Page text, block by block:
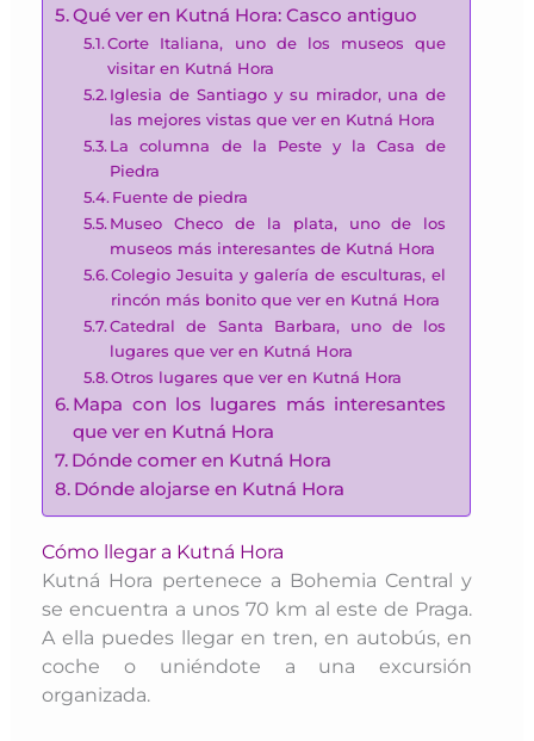
Qué ver en Kutná Hora: Casco antiguo
Corte Italiana, uno de los museos que
visitar en Kutná Hora
Iglesia de Santiago y su mirador, una de
las mejores vistas que ver en Kutná Hora
La columna de la Peste y la Casa de
Piedra
Fuente de piedra
Museo Checo de la plata, uno de los
museos más interesantes de Kutná Hora
Colegio Jesuita y galería de esculturas, el
rincón más bonito que ver en Kutná Hora
Catedral de Santa Barbara, uno de los
lugares que ver en Kutná Hora
Otros lugares que ver en Kutná Hora
Mapa con los lugares más interesantes
que ver en Kutná Hora
Dónde comer en Kutná Hora
Dónde alojarse en Kutná Hora
Cómo llegar a Kutná Hora
Kutná Hora pertenece a Bohemia Central y
se encuentra a unos 70 km al este de Praga.
A ella puedes llegar en tren, en autobús, en
coche o uniéndote a una excursión
organizada.